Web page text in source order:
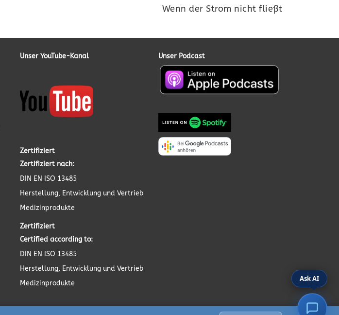
Wenn der Strom nicht fließt
Unser YouTube-Kanal
Zertifiziert
Zertifiziert nach:
DIN EN ISO 13485
Herstellung, Entwicklung und Vertrieb
Medizinprodukte
Zertifiziert
Certified according to:
DIN EN ISO 13485
Herstellung, Entwicklung und Vertrieb
Medizinprodukte
Unser Podcast
Ask AI